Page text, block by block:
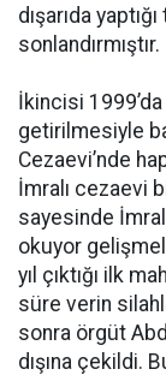
dışarıda
sonlandırmıştır.
İkincisi 1999’da
getirilmesiyle
Cezaevi’nde
İmralı cezaevi
sayesinde
okuyor
yıl çıktığı ilk
süre verin
sonra örgüt
dışına çekildi.